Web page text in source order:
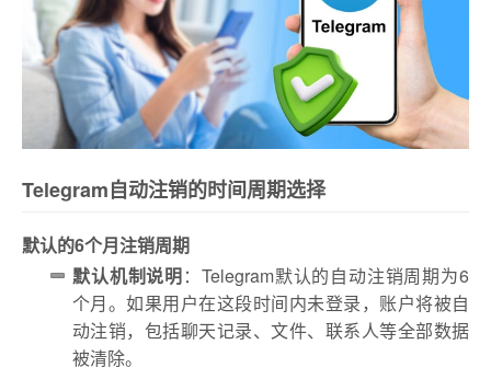
Telegram自动注销的时间周期选择
默认的6个月注销周期
默认机制说明：Telegram默认的自动注销周期为6
个月。如果用户在这段时间内未登录，账户将被自
动注销，包括聊天记录、文件、联系人等全部数据
被清除。